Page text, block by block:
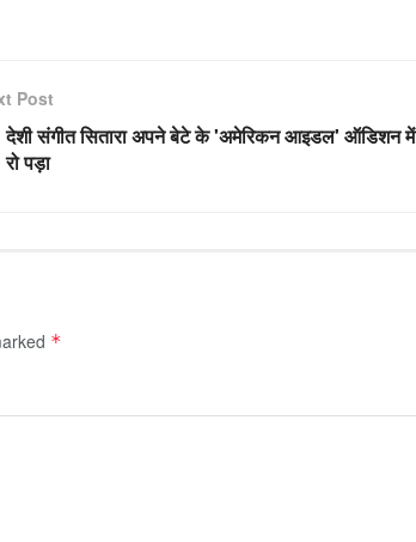
Post
देशी संगीत सितारा अपने बेटे के 'अमेरिकन आइडल' ऑडिशन में
रो पड़ा
*